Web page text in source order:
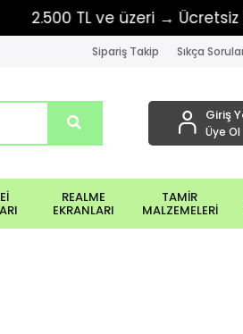
TL ve üzeri → Ücretsiz kargo
Sipariş Takip Sıkça
Giriş
Üye Ol
REALME
EKRANLARI
TAMİR
MALZEMELERİ